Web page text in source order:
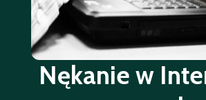
Nękanie w